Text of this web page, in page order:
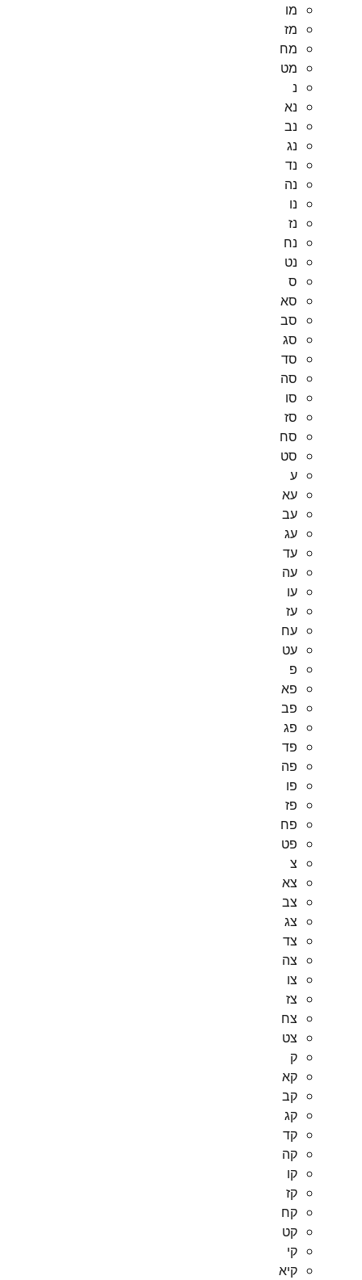
מו
מז
מח
מט
נ
נא
נב
נג
נד
נה
נו
נז
נח
נט
ס
סא
סב
סג
סד
סה
סו
סז
סח
סט
ע
עא
עב
עג
עד
עה
עו
עז
עח
עט
פ
פא
פב
פג
פד
פה
פו
פז
פח
פט
צ
צא
צב
צג
צד
צה
צו
צז
צח
צט
ק
קא
קב
קג
קד
קה
קו
קז
קח
קט
קי
קיא